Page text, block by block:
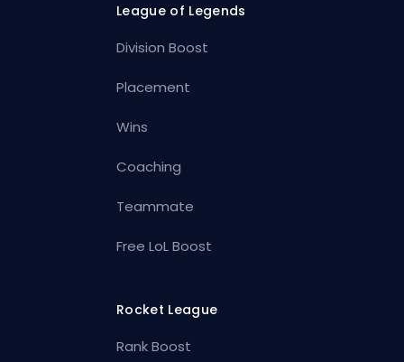
League of Legends
Division Boost
Placement
Wins
Coaching
Teammate
Free LoL Boost
Rocket League
Rank Boost